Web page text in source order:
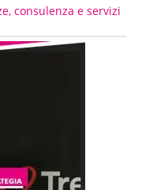
consulenza e servizi